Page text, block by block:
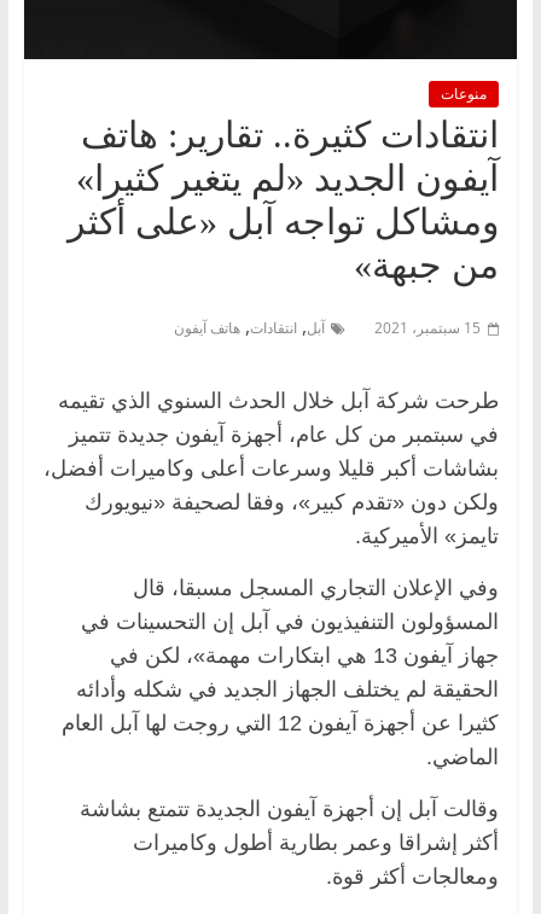
منوعات
انتقادات كثيرة.. تقارير: هاتف
آيفون الجديد «لم يتغير كثيرا»
ومشاكل تواجه آبل «على أكثر
من جبهة»
15 سبتمبر، 2021 آبل, انتقادات, هاتف آيفون
طرحت شركة آبل خلال الحدث السنوي الذي تقيمه
في سبتمبر من كل عام، أجهزة آيفون جديدة تتميز
بشاشات أكبر قليلا وسرعات أعلى وكاميرات أفضل،
ولكن دون «تقدم كبير»، وفقا لصحيفة «نيويورك
تايمز» الأميركية.
وفي الإعلان التجاري المسجل مسبقا، قال
المسؤولون التنفيذيون في آبل إن التحسينات في
جهاز آيفون 13 هي ابتكارات مهمة»، لكن في
الحقيقة لم يختلف الجهاز الجديد في شكله وأدائه
كثيرا عن أجهزة آيفون 12 التي روجت لها آبل العام
الماضي.
وقالت آبل إن أجهزة آيفون الجديدة تتمتع بشاشة
أكثر إشراقا وعمر بطارية أطول وكاميرات
ومعالجات أكثر قوة.